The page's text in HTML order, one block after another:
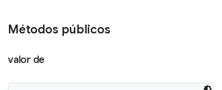
Métodos públicos
valor de